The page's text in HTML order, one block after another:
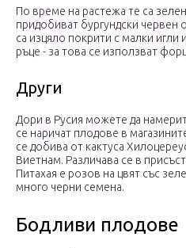
По време на растежа те са
придобиват бургундски
са изцяло покрити с малки игли
ръце - за това се използват
Други
Дори в Русия можете да
се наричат ​​плодове в
се добива от кактуса
Виетнам. Различава се в
Питахая е розов на цвят със
много черни семена.
Бодливи плодове